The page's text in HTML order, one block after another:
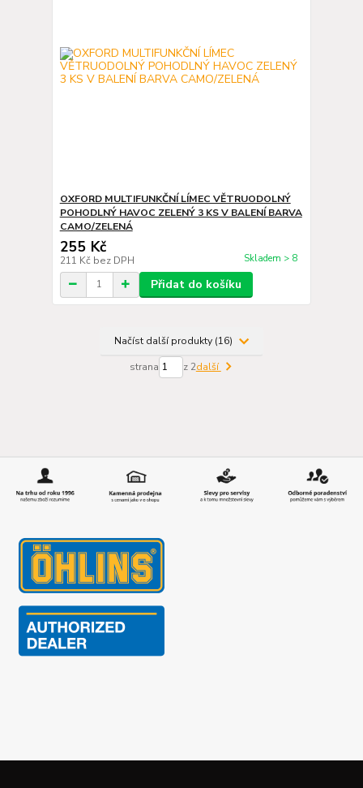
OXFORD MULTIFUNKČNÍ LÍMEC VĚTRUODOLNÝ
POHODLNÝ HAVOC ZELENÝ 3 KS V BALENÍ BARVA
CAMO/ZELENÁ
255 Kč
211 Kč bez DPH Skladem > 8
Přidat do košíku
Načíst další produkty (16)
strana z 2další